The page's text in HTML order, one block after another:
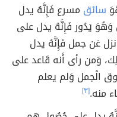
سائق مسرع فَإِنَّهُ يدل
يَدُور فَإِنَّهُ يدل على
عَن جمل فَإِنَّهُ يدل
وَمن رأى أَنه قَاعد على
الْجمل وَلم يعلم
منه.[٣]